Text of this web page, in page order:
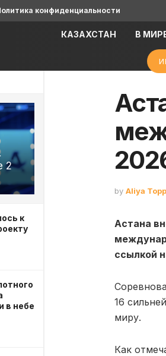
2
к
в небе
конфиденциальности
КАЗАХСТАН В
by Aliya
Астана
ссылкой
16
миру.
Как